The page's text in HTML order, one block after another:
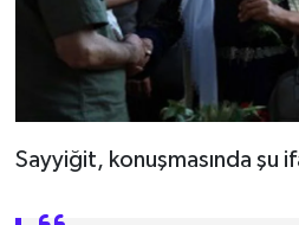
Sayyiğit, konuşmasında şu